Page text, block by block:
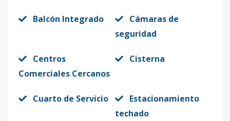
Balcón Integrado
Cámaras de
seguridad
Centros
Comerciales Cercanos
Cisterna
Cuarto de Servicio
Estacionamiento
techado